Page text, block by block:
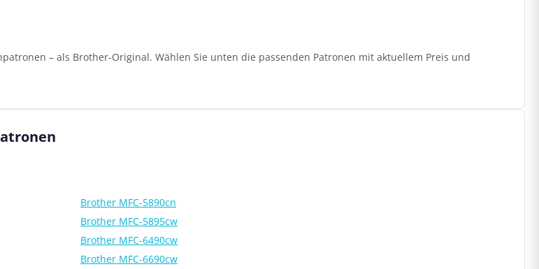
– als Brother-Original. Wählen Sie unten die passenden Patronen mit aktuellem Preis und
Brother MFC-5890cn
Brother MFC-5895cw
Brother MFC-6490cw
Brother MFC-6690cw